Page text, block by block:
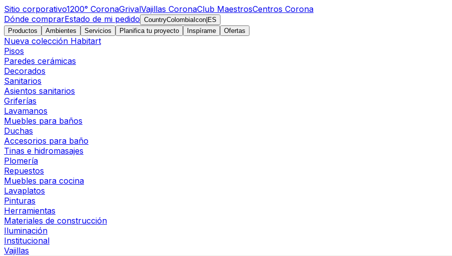
Sitio corporativo1200° CoronaGrivalVajillas CoronaClub MaestrosCentros Corona
Dónde comprarEstado de mi pedido CountryColombiaIcon ES
Productos
Ambientes Servicios Planifica tu proyecto Inspírame Ofertas
Nueva colección Habitart
Pisos
Paredes cerámicas
Decorados
Sanitarios
Asientos sanitarios
Griferías
Lavamanos
Muebles para baños
Duchas
Accesorios para baño
Tinas e hidromasajes
Plomería
Repuestos
Muebles para cocina
Lavaplatos
Pinturas
Herramientas
Materiales de construcción
Iluminación
Institucional
Vajillas